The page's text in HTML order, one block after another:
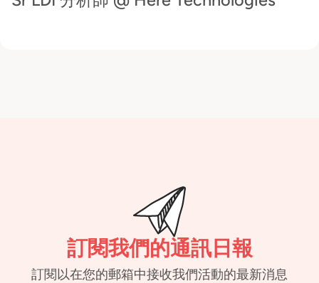
訂閱我們的通訊日報
訂閱以在您的郵箱中接收我們活動的最新消息